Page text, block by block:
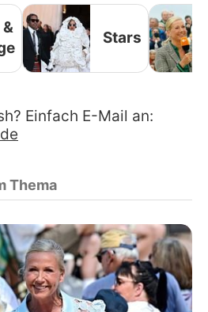
Stars
Einfach E-Mail an:
Thema